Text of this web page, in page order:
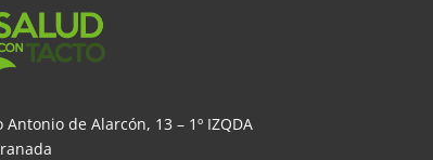
Antonio de Alarcón, 13 – 1º IZQDA